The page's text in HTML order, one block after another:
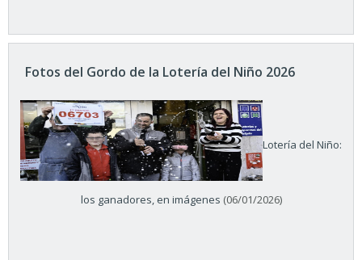
Fotos del Gordo de la Lotería del Niño 2026
Lotería del Niño:
los ganadores, en imágenes (06/01/2026)